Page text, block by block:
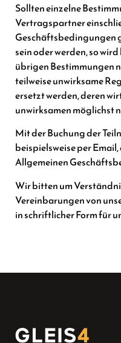
Sollten einzelne
Vertragspartner
Geschäftsbedingungen
sein oder werden, so
übrigen Bestimmungen
teilweise unwirksame
ersetzt werden, deren
unwirksamen möglichst
Mit der Buchung der
beispielsweise per
Allgemeinen
Wir bitten um
Vereinbarungen von
in schriftlicher Form für